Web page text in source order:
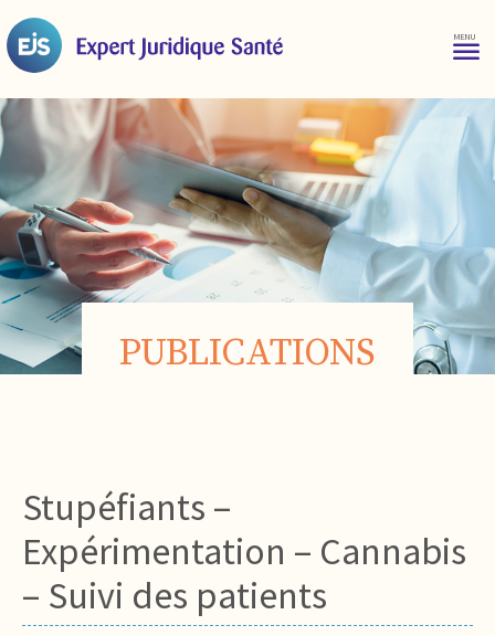
PUBLICATIONS
Stupéfiants –
Expérimentation – Cannabis
– Suivi des patients